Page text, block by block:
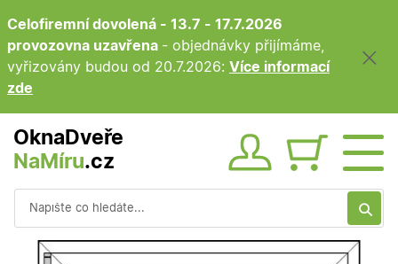
Celofiremní dovolená - 13.7 - 17.7.2026
provozovna uzavřena - objednávky přijímáme,
vyřizovány budou od 20.7.2026: Více informací
zde
OknaDveře
NaMíru.cz Obsah
Vyhledávání